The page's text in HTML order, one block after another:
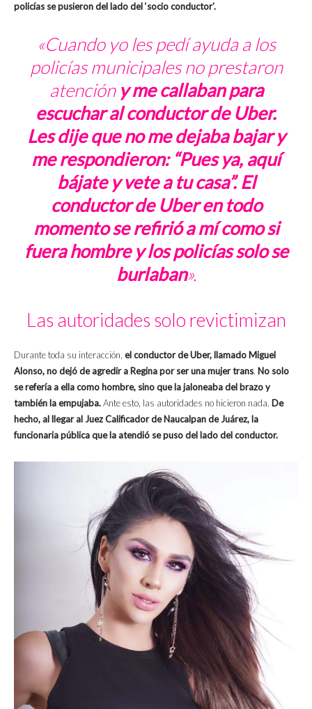
policías se pusieron del lado del ‘socio conductor’.
«Cuando yo les pedí ayuda a los
policías municipales no prestaron
atención y me callaban para
escuchar al conductor de Uber.
Les dije que no me dejaba bajar y
me respondieron: “Pues ya, aquí
bájate y vete a tu casa”. El
conductor de Uber en todo
momento se refirió a mí como si
fuera hombre y los policías solo se
burlaban».
Las autoridades solo revictimizan
Durante toda su interacción, el conductor de Uber, llamado Miguel
Alonso, no dejó de agredir a Regina por ser una mujer trans. No solo
se refería a ella como hombre, sino que la jaloneaba del brazo y
también la empujaba.Ante esto, las autoridades no hicieron nada. De
hecho, al llegar al Juez Calificador de Naucalpan de Juárez, la
funcionaria pública que la atendió se puso del lado del conductor.